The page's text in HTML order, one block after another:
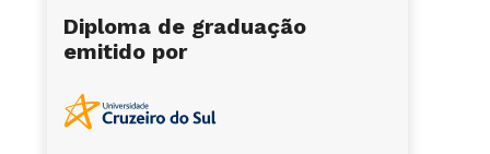
Diploma de graduação
emitido por